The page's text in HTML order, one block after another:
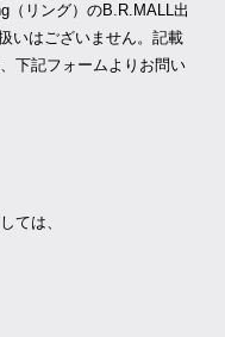
（リング）のB.R.MALL出
いはございません。記載
下記フォームよりお問い
ては、